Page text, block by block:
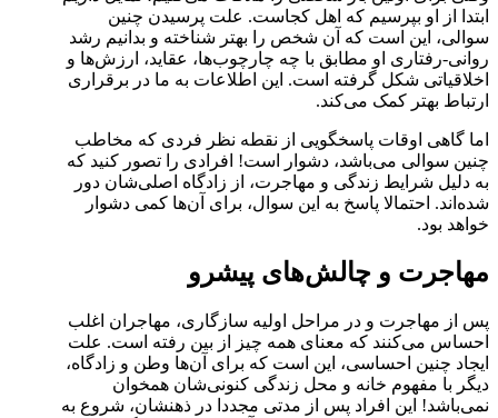
ابتدا از او بپرسیم که اهل کجاست. علت پرسیدن چنین
سوالی، این است که آن شخص را بهتر شناخته و بدانیم رشد
روانی-رفتاری او مطابق با چه چارچوب‌ها، عقاید، ارزش‌ها و
اخلاقیاتی شکل گرفته است. این اطلاعات به ما در برقراری
ارتباط بهتر کمک می‌کند.
اما گاهی اوقات پاسخگویی از نقطه نظر فردی که مخاطب
چنین سوالی می‌باشد، دشوار است! افرادی را تصور کنید که
به دلیل شرایط زندگی‌ و مهاجرت، از زادگاه اصلی‌شان دور
شده‌اند. احتمالا پاسخ به این سوال، برای آن‌ها کمی دشوار
خواهد بود.
مهاجرت و چالش‌های پیشرو
پس از مهاجرت و در مراحل اولیه سازگاری، مهاجران اغلب
احساس می‌کنند که معنای همه چیز از بین رفته است. علت
ایجاد چنین احساسی، این است که برای آن‌ها وطن و زادگاه،
دیگر با مفهوم خانه و محل زندگی کنونی‌شان همخوان
نمی‌باشد! این افراد پس از مدتی مجددا در ذهنشان، شروع به